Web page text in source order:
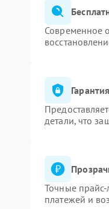
Современное
детали, что
Точные прайс-
платежей и